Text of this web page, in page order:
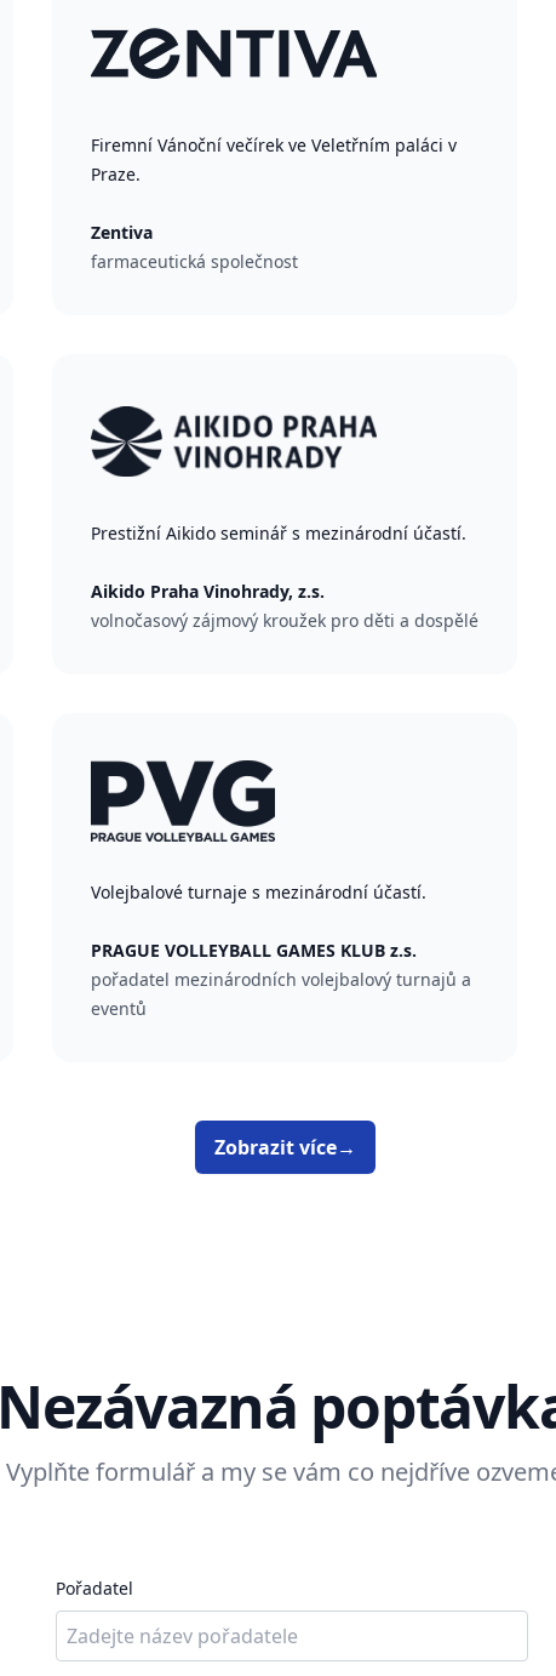
Firemní Vánoční večírek ve Veletřním paláci v
Praze.
Zentiva
farmaceutická společnost
Prestižní Aikido seminář s mezinárodní účastí.
Aikido Praha Vinohrady, z.s.
volnočasový zájmový kroužek pro děti a dospělé
Volejbalové turnaje s mezinárodní účastí.
PRAGUE VOLLEYBALL GAMES KLUB z.s.
pořadatel mezinárodních volejbalový turnajů a
eventů
Zobrazit více→
Nezávazná
Vyplňte formulář a my se vám co nejdříve
Pořadatel